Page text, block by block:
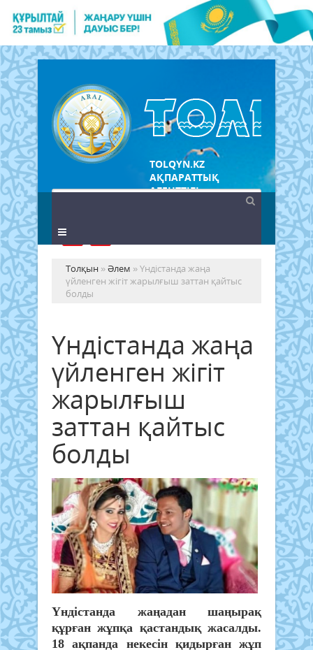
TOLQYN.KZ
АҚПАРАТТЫҚ
АГЕНТТІГІ
Толқын »Әлем » Үндістанда жаңа
үйленген жігіт жарылғыш заттан қайтыс
болды
Үндістанда жаңа
үйленген жігіт
жарылғыш
заттан қайтыс
болды
Үндістанда жаңадан шаңырақ
құрған жұпқа қастандық жасалды.
18 ақпанда некесін қидырған жұп